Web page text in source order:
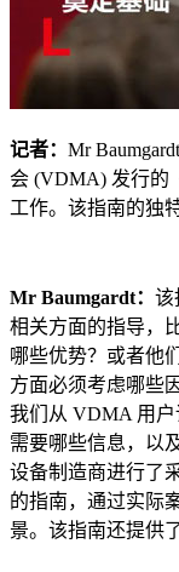
记者： Mr
会 (VDMA) 发行的
工作。该指南的独
Mr Baumgardt： 该
相关方面的指导，
哪些优势？或者他
方面必须考虑哪些
我们从 VDMA 用户
需要哪些信息，以
设备制造商进行了
的指南，通过实际
景。该指南还提供